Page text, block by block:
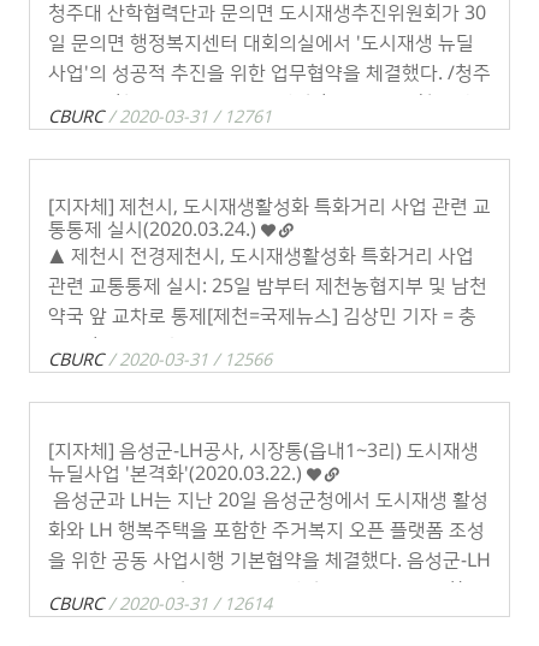
청주대 산학협력단과 문의면 도시재생추진위원회가 30
일 문의면 행정복지센터 대회의실에서 '도시재생 뉴딜
사업'의 성공적 추진을 위한 업무협약을 체결했다. /청주
결​[중부매일]박성진 기자(hvnew . . .
CBURC/ 2020-03-31 / 12761
[지자체] 제천시, 도시재생활성화 특화거리 사업 관련 교
통통제 실시(2020.03.24.)
▲ 제천시 전경​​제천시, 도시재생활성화 특화거리 사업
관련 교통통제 실시: 25일 밤부터 제천농협지부 및 남천
약국 앞 교차로 통제​​​[제천=국제뉴스] 김상민 기자 = 충
CBURC/ 2020-03-31 / 12566
[지자체] 음성군-LH공사, 시장통(읍내1~3리) 도시재생
뉴딜사업 '본격화'(2020.03.22.)
음성군과 LH는 지난 20일 음성군청에서 도시재생 활성
화와 LH 행복주택을 포함한 주거복지 오픈 플랫폼 조성
을 위한 공동 사업시행 기본협약을 체결했다. ​​​음성군-LH
도시재생 복합 . . .
CBURC/ 2020-03-31 / 12614